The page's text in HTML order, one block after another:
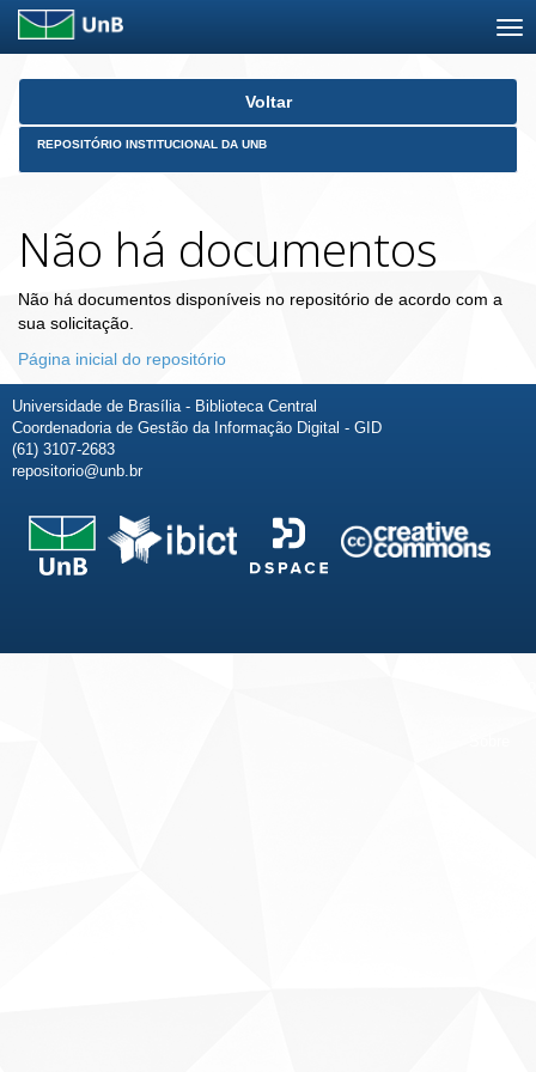
Skip
Voltar
REPOSITÓRIO INSTITUCIONAL DA UNB
Não há documentos
Não há documentos disponíveis no repositório de acordo com a
sua solicitação.
Página inicial do repositório
Universidade de Brasília - Biblioteca Central
Coordenadoria de Gestão da Informação Digital - GID
(61) 3107-2683
repositorio@unb.br